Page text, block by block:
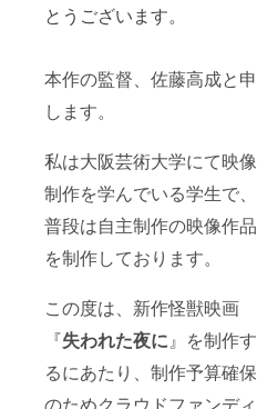
とうございます。
本作の監督、佐藤高成と申
します。
私は大阪芸術大学にて映像
制作を学んでいる学生で、
普段は自主制作の映像作品
を制作しております。
この度は、新作怪獣映画
『失われた夜に』を制作す
るにあたり、制作予算確保
のためクラウドファンディ